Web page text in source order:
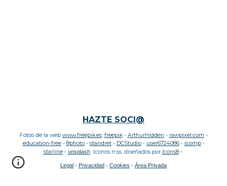
HAZTE SOCI@
Fotos de la web www.freepik.es: freepik- ArthurHidden - rawpixel.com -
education-free- 8photo- standret- DCStudio- user6724086- jcomp-
starline - unsplash Iconos rr.ss. diseñados por Icons8 -
Legal - Privacidad - Cookies - Área Privada